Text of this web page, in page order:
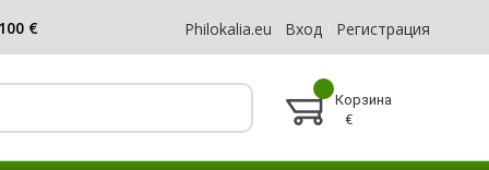
Philokalia.eu Вход Регистрация
Корзина
€